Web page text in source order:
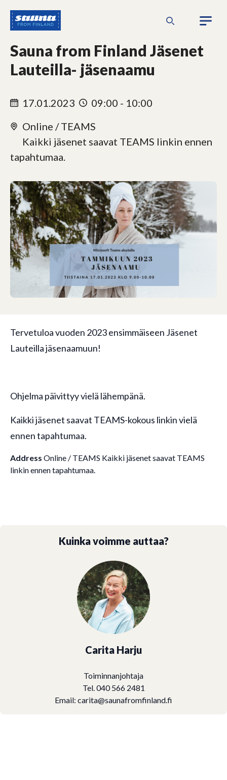
sisältöön
Sauna
from
Sauna from Finland Jäsenet
Lauteilla- jäsenaamu
17.01.2023
09:00 - 10:00
Online / TEAMS
Kaikki jäsenet saavat TEAMS linkin ennen
tapahtumaa.
Tervetuloa vuoden 2023 ensimmäiseen Jäsenet
Lauteilla jäsenaamuun!
Ohjelma päivittyy vielä lähempänä.
Kaikki jäsenet saavat TEAMS-kokous linkin vielä
ennen tapahtumaa.
Address Online / TEAMS Kaikki jäsenet saavat TEAMS
linkin ennen tapahtumaa.
Kuinka voimme auttaa?
Carita Harju
Toiminnanjohtaja
Tel. 040 566 2481
Email: carita@saunafromfinland.fi